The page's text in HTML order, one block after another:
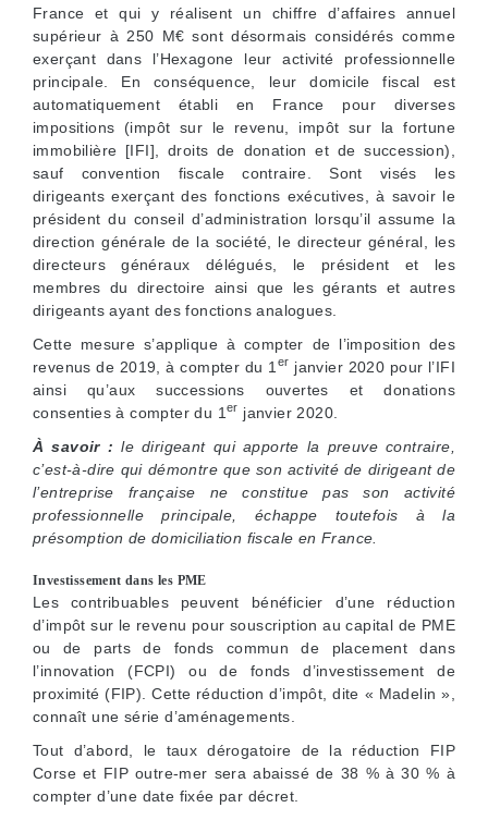
France et qui y réalisent un chiffre d’affaires annuel
supérieur à 250 M€ sont désormais considérés comme
exerçant dans l’Hexagone leur activité professionnelle
principale. En conséquence, leur domicile fiscal est
automatiquement établi en France pour diverses
impositions (impôt sur le revenu, impôt sur la fortune
immobilière [IFI], droits de donation et de succession),
sauf convention fiscale contraire. Sont visés les
dirigeants exerçant des fonctions exécutives, à savoir le
président du conseil d’administration lorsqu’il assume la
direction générale de la société, le directeur général, les
directeurs généraux délégués, le président et les
membres du directoire ainsi que les gérants et autres
dirigeants ayant des fonctions analogues.
Cette mesure s’applique à compter de l’imposition des
revenus de 2019, à compter du 1 er janvier 2020 pour l’IFI
ainsi qu’aux successions ouvertes et donations
consenties à compter du 1 er janvier 2020.
À savoir : le dirigeant qui apporte la preuve contraire,
c’est-à-dire qui démontre que son activité de dirigeant de
l’entreprise française ne constitue pas son activité
professionnelle principale, échappe toutefois à la
présomption de domiciliation fiscale en France.
Investissement dans les PME
Les contribuables peuvent bénéficier d’une réduction
d’impôt sur le revenu pour souscription au capital de PME
ou de parts de fonds commun de placement dans
l’innovation (FCPI) ou de fonds d’investissement de
proximité (FIP). Cette réduction d’impôt, dite « Madelin »,
connaît une série d’aménagements.
Tout d’abord, le taux dérogatoire de la réduction FIP
Corse et FIP outre-mer sera abaissé de 38 % à 30 % à
compter d’une date fixée par décret.